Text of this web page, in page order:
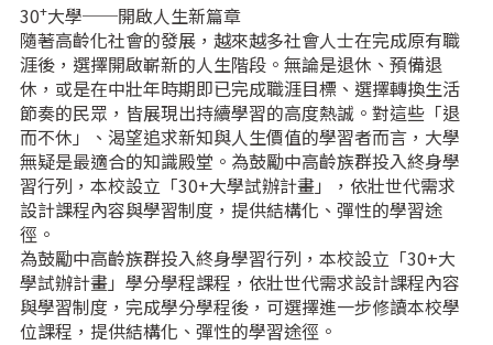
30+大學──開啟人生新篇章
隨著高齡化社會的發展，越來越多社會人士在完成原有職
涯後，選擇開啟嶄新的人生階段。無論是退休、預備退
休，或是在中壯年時期即已完成職涯目標、選擇轉換生活
節奏的民眾，皆展現出持續學習的高度熱誠。對這些「退
而不休」、渴望追求新知與人生價值的學習者而言，大學
無疑是最適合的知識殿堂。為鼓勵中高齡族群投入終身學
習行列，本校設立「30+大學試辦計畫」，依壯世代需求
設計課程內容與學習制度，提供結構化、彈性的學習途
徑。
為鼓勵中高齡族群投入終身學習行列，本校設立「30+大
學試辦計畫」學分學程課程，依壯世代需求設計課程內容
與學習制度，完成學分學程後，可選擇進一步修讀本校學
位課程，提供結構化、彈性的學習途徑。